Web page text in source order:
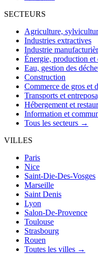
SECTEURS
Agriculture,
Industries extractives
Industrie
Énergie, production et
Eau, gestion des
Construction
Commerce de gros et
Transports et
Hébergement et
Information et
Tous les secteurs →
VILLES
Paris
Nice
Saint-Die-Des-Vosges
Marseille
Saint Denis
Lyon
Salon-De-Provence
Toulouse
Strasbourg
Rouen
Toutes les villes →